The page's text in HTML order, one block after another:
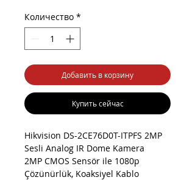
Количество *
Добавить в корзину
Купить сейчас
Hikvision DS-2CE76D0T-ITPFS 2MP
Sesli Analog IR Dome Kamera
2MP CMOS Sensör ile 1080p
Çözünürlük, Koaksiyel Kablo